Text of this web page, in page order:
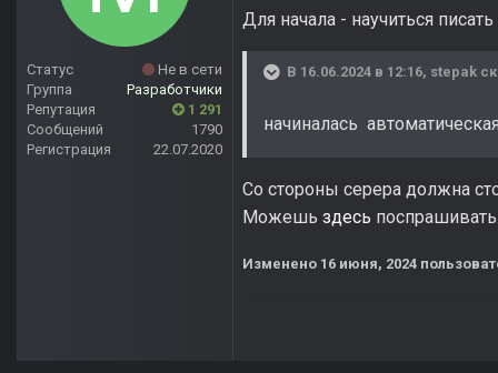
Статус
Не в сети
Группа
Разработчики
Репутация
1 291
Сообщений
1790
Регистрация
22.07.2020
Для начала - научиться
В 16.06.2024 в 12:16, stepak
начиналась
Со стороны серера должна
Можешь здесь
Изменено 16 июня, 2024